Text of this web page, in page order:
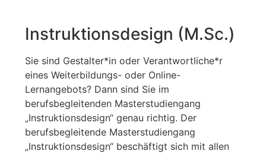
Instruktionsdesign (M.Sc.)
Sie sind Gestalter*in oder Verantwortliche*r
eines Weiterbildungs- oder Online-
Lernangebots? Dann sind Sie im
berufsbegleitenden Masterstudiengang
„Instruktionsdesign“ genau richtig. Der
berufsbegleitende Masterstudiengang
„Instruktionsdesign“ beschäftigt sich mit allen